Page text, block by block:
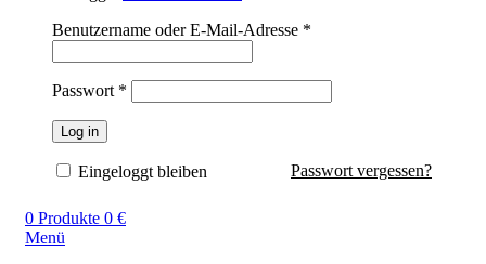
Benutzername oder E-Mail-Adresse *
Passwort *
Log in
Passwort vergessen?
Eingeloggt bleiben
0 Produkte 0 €
Menü